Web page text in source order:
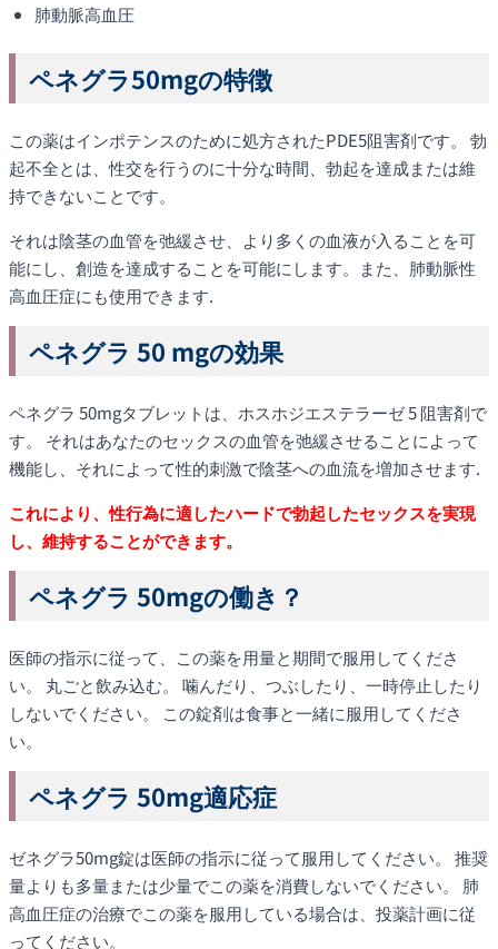
肺動脈高血圧
ペネグラ50mgの特徴
この薬はインポテンスのために処方されたPDE5阻害剤です。 勃
起不全とは、性交を行うのに十分な時間、勃起を達成または維
持できないことです。
それは陰茎の血管を弛緩させ、より多くの血液が入ることを可
能にし、創造を達成することを可能にします。また、肺動脈性
高血圧症にも使用できます.
ペネグラ 50 mgの効果
ペネグラ 50mgタブレットは、ホスホジエステラーゼ 5 阻害剤で
す。 それはあなたのセックスの血管を弛緩させることによって
機能し、それによって性的刺激で陰茎への血流を増加させます.
これにより、性行為に適したハードで勃起したセックスを実現
し、維持することができます。
ペネグラ 50mgの働き？
医師の指示に従って、この薬を用量と期間で服用してくださ
い。 丸ごと飲み込む。 噛んだり、つぶしたり、一時停止したり
しないでください。 この錠剤は食事と一緒に服用してくださ
い。
ペネグラ 50mg適応症
ゼネグラ50mg錠は医師の指示に従って服用してください。 推奨
量よりも多量または少量でこの薬を消費しないでください。 肺
高血圧症の治療でこの薬を服用している場合は、投薬計画に従
ってください。